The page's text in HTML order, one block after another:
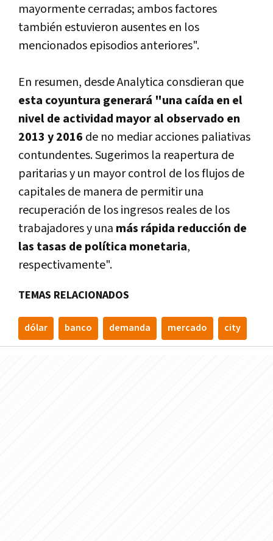
mayormente cerradas; ambos factores
también estuvieron ausentes en los
mencionados episodios anteriores".
En resumen, desde Analytica consdieran que
esta coyuntura generará "una caí­da en el
nivel de actividad mayor al observado en
2013 y 2016 de no mediar acciones paliativas
contundentes. Sugerimos la reapertura de
paritarias y un mayor control de los flujos de
capitales de manera de permitir una
recuperación de los ingresos reales de los
trabajadores y una más rápida reducción de
las tasas de polí­tica monetaria,
respectivamente".
TEMAS RELACIONADOS
dólar banco demanda mercado city